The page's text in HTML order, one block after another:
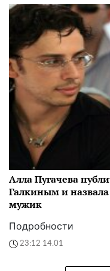
Алла Пугачева
Галкиным и
мужик
Подробности
23:12 14.01